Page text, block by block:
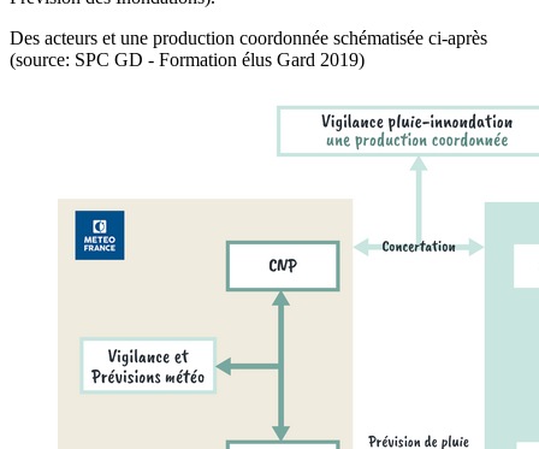
Des acteurs et une production coordonnée schématisée ci-après
(source: SPC GD - Formation élus Gard 2019)